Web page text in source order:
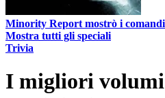
Minority Report mostrò i
Mostra tutti gli speciali
Trivia
I migliori